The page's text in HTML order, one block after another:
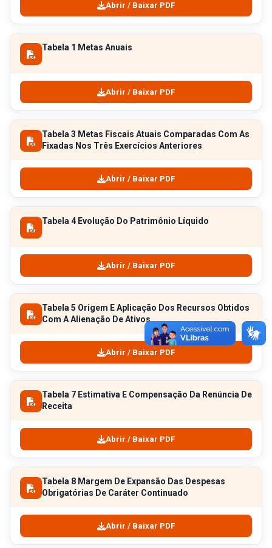
Abrir / Baixar PDF
Tabela 1 Metas Anuais
Abrir / Baixar PDF
Tabela 3 Metas Fiscais Atuais Comparadas Com As
Fixadas Nos Três Exercícios Anteriores
Abrir / Baixar PDF
Tabela 4 Evolução Do Patrimônio Líquido
Abrir / Baixar PDF
Tabela 5 Origem E Aplicação Dos Recursos Obtidos
Com A Alienação De Ativos
Abrir / Baixar PDF
Tabela 7 Estimativa E Compensação Da Renúncia De
Receita
Abrir / Baixar PDF
Tabela 8 Margem De Expansão Das Despesas
Obrigatórias De Caráter Continuado
Abrir / Baixar PDF